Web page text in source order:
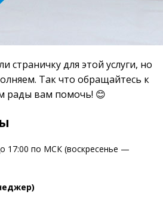
страничку для этой услуги, но
Так что обращайтесь к
рады вам помочь! 😊
17:00 по МСК (воскресенье —